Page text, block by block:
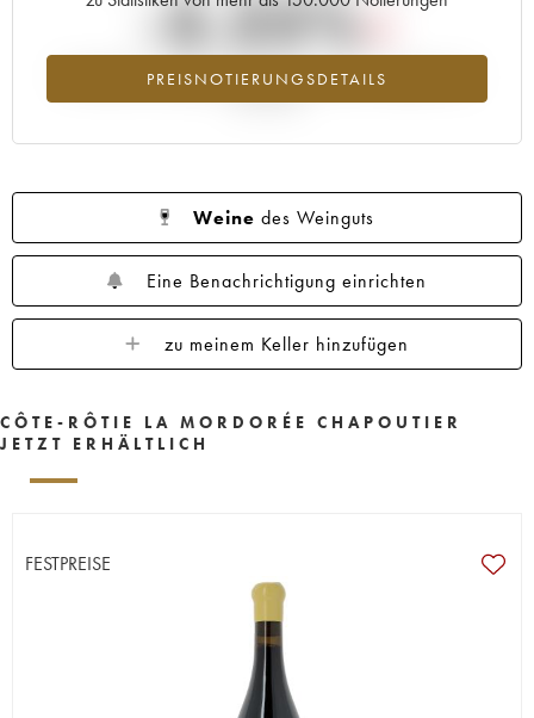
PREISNOTIERUNGSDETAILS
-3.25%
Preisabfall des Jahrgangs 2000 im Jahr 2026 im Vergleich zum
Weine des Weinguts
Eine Benachrichtigung einrichten
zu meinem Keller hinzufügen
CÔTE-RÔTIE LA MORDORÉE CHAPOUTIER
JETZT ERHÄLTLICH
FESTPREISE